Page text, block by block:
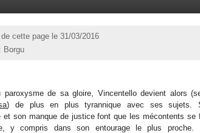
cette page le 31/03/2016
Borgu
paroxysme de sa gloire, Vincentello devient alors
) de plus en plus tyrannique avec ses sujets.
et son manque de justice font que les mécontents se
y compris dans son entourage le plus proche.